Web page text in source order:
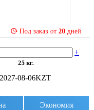
Под заказ от 20 дней
+
25 кг.
2027-08-06KZT
Экономия